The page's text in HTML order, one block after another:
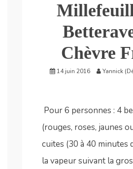
Chèvre
14 juin 2016 Yannick
Pour 6 personnes : 4
(rouges, roses, jaunes
cuites (30 à 40 minutes
la vapeur suivant la